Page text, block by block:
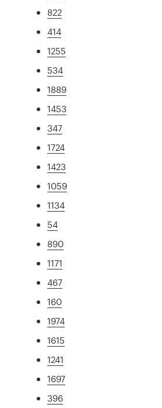
822
414
1255
534
1889
1453
347
1724
1423
1059
1134
54
890
1171
467
160
1974
1615
1241
1697
396